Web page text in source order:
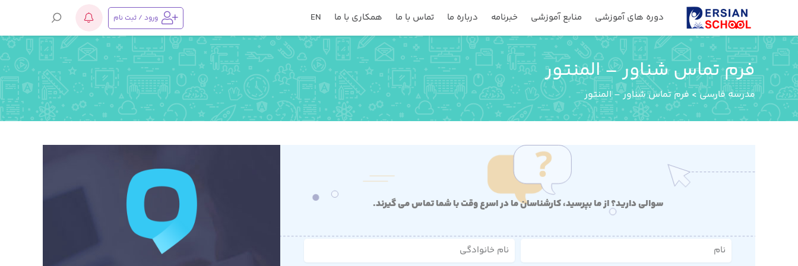
دوره های آموزشی منابع آموزشی خبرنامه درباره ما تماس با ما همکاری با ما EN ورود / ثبت نام
فرم تماس شناور – المنتور
مدرسه فارسی> فرم تماس شناور – المنتور
سوالی دارید؟ از ما بپرسید، کارشناسان ما در اسرع وقت با شما تماس می گیرند.